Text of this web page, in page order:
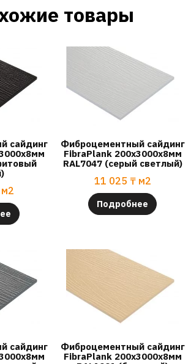
товары
сайдинг
м2
Фиброцементный сайдинг
FibraPlank 200х3000х8мм
RAL7047 (серый светлый)
11 025 ₸ м2
Подробнее
сайдинг
Фиброцементный сайдинг
FibraPlank 200х3000х8мм